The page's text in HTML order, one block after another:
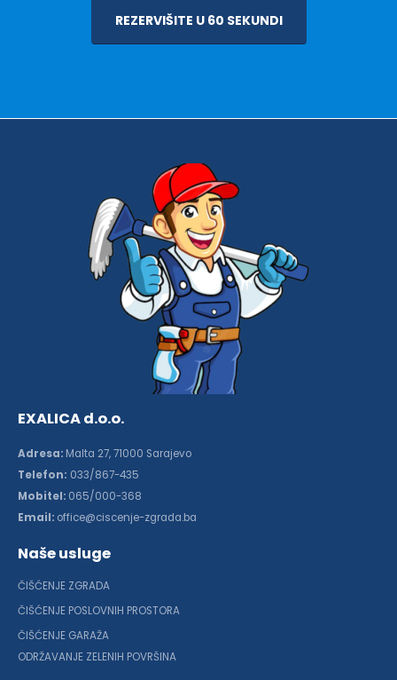
REZERVIŠITE U 60 SEKUNDI
EXALICA d.o.o.
Adresa: Malta 27, 71000 Sarajevo
Telefon: 033/867-435
Mobitel: 065/000-368
Email: office@ciscenje-zgrada.ba
Naše usluge
ČIŠĆENJE ZGRADA
ČIŠĆENJE POSLOVNIH PROSTORA
ČIŠĆENJE GARAŽA
ODRŽAVANJE ZELENIH POVRŠINA